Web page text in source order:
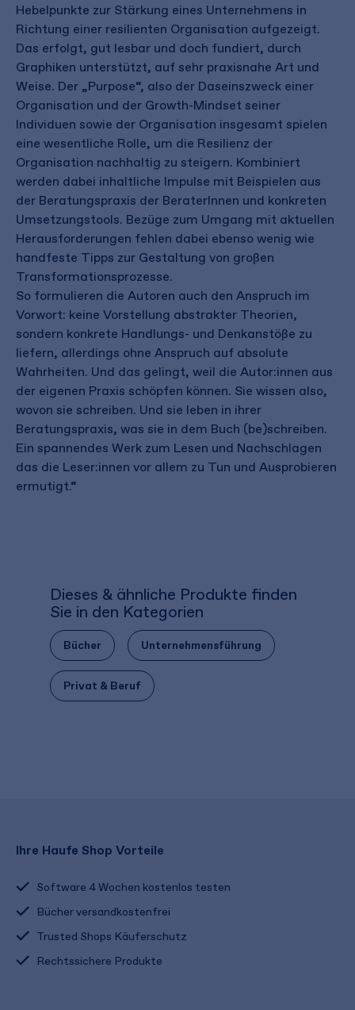
Hebelpunkte zur Stärkung eines Unternehmens in
Richtung einer resilienten Organisation aufgezeigt.
Das erfolgt, gut lesbar und doch fundiert, durch
Graphiken unterstützt, auf sehr praxisnahe Art und
Weise. Der „Purpose“, also der Daseinszweck einer
Organisation und der Growth-Mindset seiner
Individuen sowie der Organisation insgesamt spielen
eine wesentliche Rolle, um die Resilienz der
Organisation nachhaltig zu steigern. Kombiniert
werden dabei inhaltliche Impulse mit Beispielen aus
der Beratungspraxis der BeraterInnen und konkreten
Umsetzungstools. Bezüge zum Umgang mit aktuellen
Herausforderungen fehlen dabei ebenso wenig wie
handfeste Tipps zur Gestaltung von großen
Transformationsprozesse.
So formulieren die Autoren auch den Anspruch im
Vorwort: keine Vorstellung abstrakter Theorien,
sondern konkrete Handlungs- und Denkanstöße zu
liefern, allerdings ohne Anspruch auf absolute
Wahrheiten. Und das gelingt, weil die Autor:innen aus
der eigenen Praxis schöpfen können. Sie wissen also,
wovon sie schreiben. Und sie leben in ihrer
Beratungspraxis, was sie in dem Buch (be)schreiben.
Ein spannendes Werk zum Lesen und Nachschlagen
das die Leser:innen vor allem zu Tun und Ausprobieren
ermutigt.“
Dieses & ähnliche Produkte finden
Sie in den Kategorien
Bücher Unternehmensführung
Privat & Beruf
Ihre Haufe Shop Vorteile
Software 4 Wochen kostenlos testen
Bücher versandkostenfrei
Trusted Shops Käuferschutz
Rechtssichere Produkte